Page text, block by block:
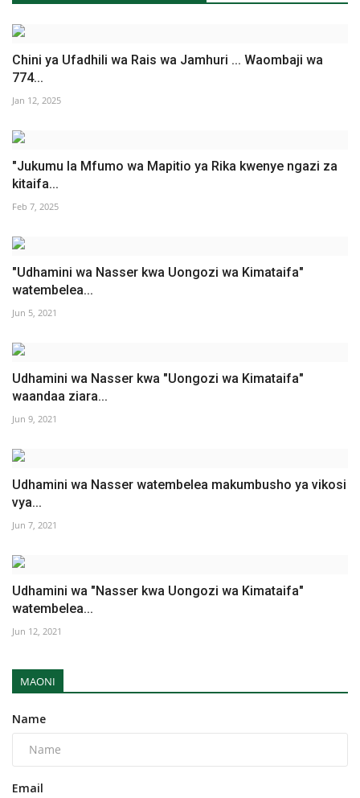
Chini ya Ufadhili wa Rais wa Jamhuri ... Waombaji wa
774...
Jan 12, 2025
"Jukumu la Mfumo wa Mapitio ya Rika kwenye ngazi za
kitaifa...
Feb 7, 2025
"Udhamini wa Nasser kwa Uongozi wa Kimataifa"
watembelea...
Jun 5, 2021
Udhamini wa Nasser kwa "Uongozi wa Kimataifa"
waandaa ziara...
Jun 9, 2021
Udhamini wa Nasser watembelea makumbusho ya vikosi
vya...
Jun 7, 2021
Udhamini wa "Nasser kwa Uongozi wa Kimataifa"
watembelea...
Jun 12, 2021
MAONI
Name
Email